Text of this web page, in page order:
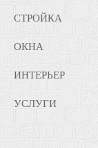
СТРОЙКА
ОКНА
ИНТЕРЬЕР
УСЛУГИ